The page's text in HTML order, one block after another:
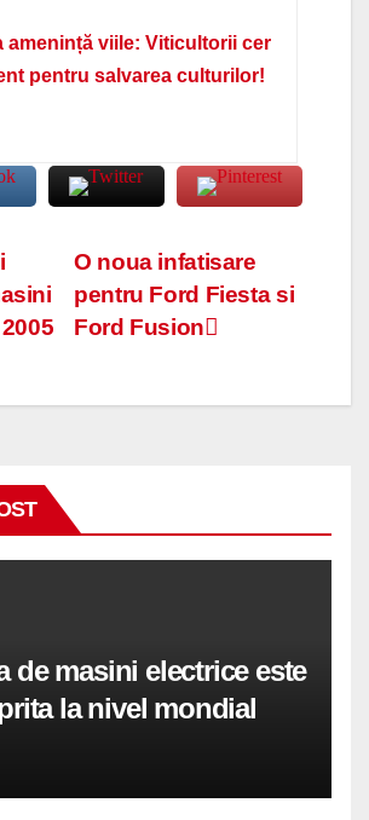
amenință viile: Viticultorii cer
pentru salvarea culturilor!
O noua infatisare
pentru Ford Fiesta si
Ford Fusion
de masini electrice este
la nivel mondial